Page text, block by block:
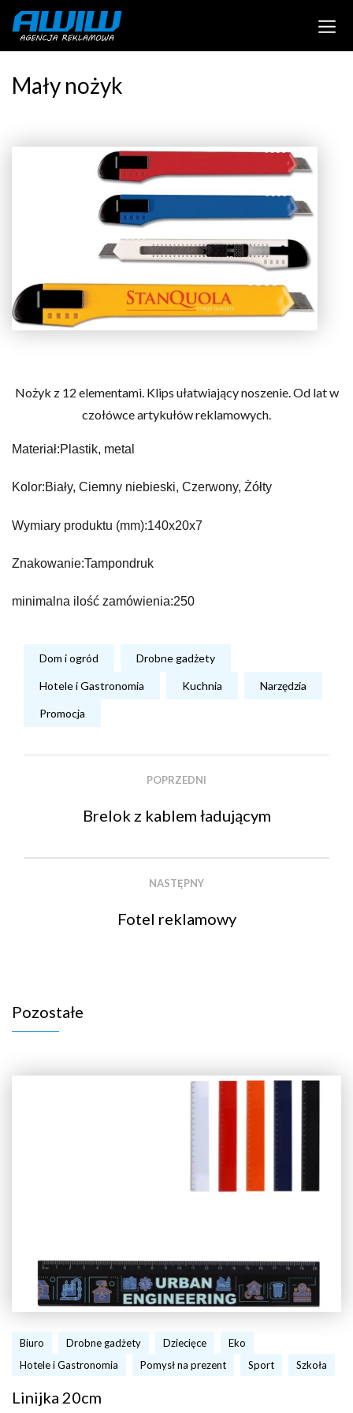
Mały nożyk
Nożyk z 12 elementami. Klips ułatwiający noszenie. Od lat w
czołówce artykułów reklamowych.
Materiał:Plastik, metal
Kolor:Biały, Ciemny niebieski, Czerwony, Żółty
Wymiary produktu (mm):140x20x7
Znakowanie:Tampondruk
minimalna ilość zamówienia:250
Dom i ogród Drobne gadżety
Hotele i Gastronomia Kuchnia Narzędzia
Promocja
POPRZEDNI
Brelok z kablem ładującym
NASTĘPNY
Fotel reklamowy
Pozostałe
Biuro Drobne gadżety Dziecięce
Eko
Hotele i Gastronomia
Pomysł na prezent Sport Szkoła
Linijka 20cm